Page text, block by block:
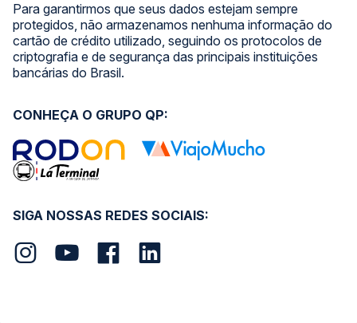
Para garantirmos que seus dados estejam sempre
protegidos, não armazenamos nenhuma informação do
cartão de crédito utilizado, seguindo os protocolos de
criptografia e de segurança das principais instituições
bancárias do Brasil.
SIGA NOSSAS REDES SOCIAIS:
CONHEÇA O GRUPO QP: